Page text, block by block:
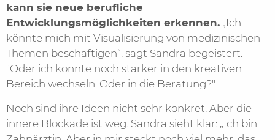
kann sie neue berufliche
Entwicklungsmöglichkeiten erkennen. „Ich
könnte mich mit Visualisierung von medizinischen
Themen beschäftigen“, sagt Sandra begeistert.
"Oder ich könnte noch stärker in den kreativen
Bereich wechseln. Oder in die Beratung?"
Noch sind ihre Ideen nicht sehr konkret. Aber die
innere Blockade ist weg. Sandra sieht klar: „Ich bin